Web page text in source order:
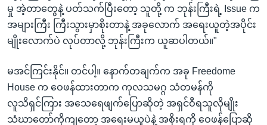
မှု အဲ့တာတွေနဲ့ ပတ်သက်ပြီးတော့ သူတို့ က ဘုန်းကြီးရဲ့ Issue က
အများကြီး ကြီးသွားမှာစိုးတာနဲ့ အခုလောက် အရေးယူတဲ့အပိုင်း
မျိုးလောက်ပဲ လုပ်တာလို့ ဘုန်းကြီးက ယူဆပါတယ်။"
မအင်ကြင်းနိုင်။ တင်ပါ့။ နောက်တချက်က အခု Freedome
House က ဝေဖန်ထားတာက ကုလသမဂ္ဂ သံတမန်ကို
လူသိရှင်ကြား အသေရေဖျက်ပြောဆိုတဲ့ အရှင်ဝီရသူလိုမျိုး
သံဃာတော်ကိုကျတော့ အရေးမယူပဲနဲ့ အစိုးရကို ဝေဖန်ပြောဆို